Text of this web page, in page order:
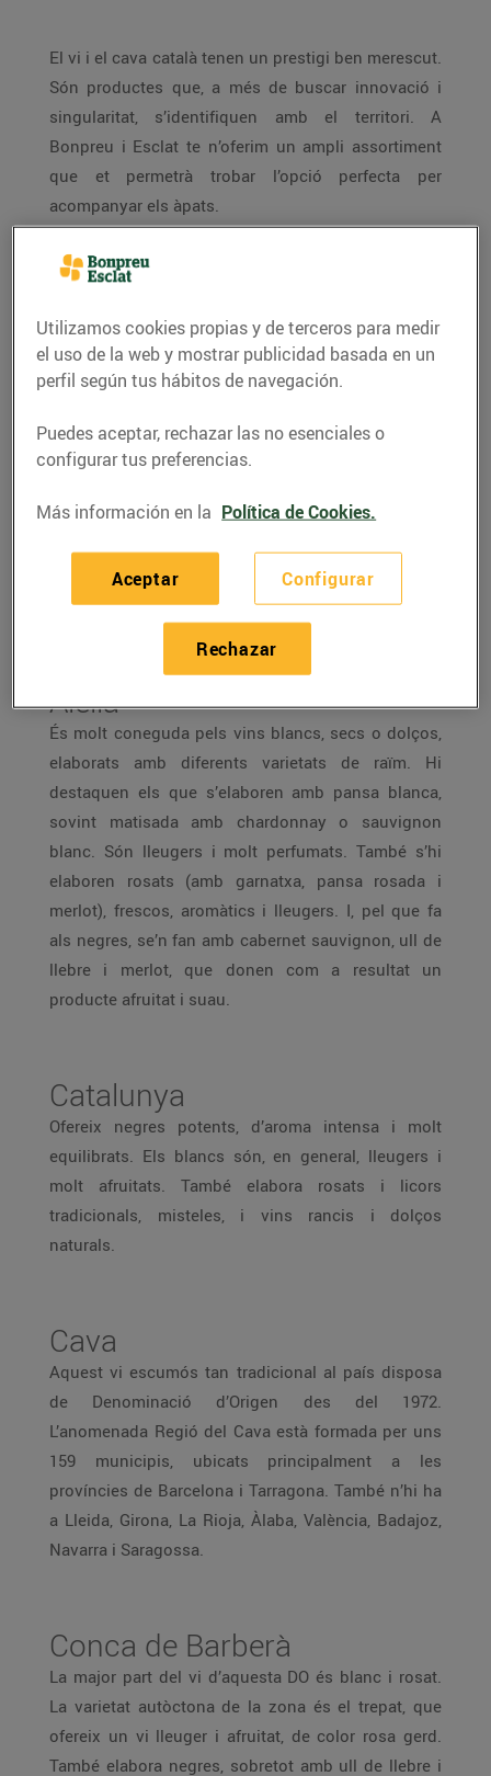
El vi i el cava català tenen un prestigi ben merescut.
Són productes que, a més de buscar innovació i
singularitat, s’identifiquen amb el territori. A
Bonpreu i Esclat te n’oferim un ampli assortiment
que et permetrà trobar l’opció perfecta per
acompanyar els àpats.
12 denominacions d’origen
que ofereixen el millor vi
d’experimentació de tècniques, mètodes i varietats
viníferes com cap altra regió espanyola. Les
novetats sorgeixen en qualsevol de les 12
denominacions d’origen (DO). Veiem quines són:
Alella
És molt coneguda pels vins blancs, secs o dolços,
elaborats amb diferents varietats de raïm. Hi
destaquen els que s’elaboren amb pansa blanca,
sovint matisada amb chardonnay o sauvignon
blanc. Són lleugers i molt perfumats. També s’hi
elaboren rosats (amb garnatxa, pansa rosada i
merlot), frescos, aromàtics i lleugers. I, pel que fa
als negres, se’n fan amb cabernet sauvignon, ull de
llebre i merlot, que donen com a resultat un
producte afruitat i suau.
Catalunya
Ofereix negres potents, d’aroma intensa i molt
equilibrats. Els blancs són, en general, lleugers i
molt afruitats. També elabora rosats i licors
tradicionals, misteles, i vins rancis i dolços
naturals.
Cava
Aquest vi escumós tan tradicional al país disposa
de Denominació d’Origen des del 1972.
L’anomenada Regió del Cava està formada per uns
159 municipis, ubicats principalment a les
províncies de Barcelona i Tarragona. També n’hi ha
a Lleida, Girona, La Rioja, Àlaba, València, Badajoz,
Navarra i Saragossa.
Conca de Barberà
La major part del vi d’aquesta DO és blanc i rosat.
La varietat autòctona de la zona és el trepat, que
ofereix un vi lleuger i afruitat, de color rosa gerd.
També elabora negres, sobretot amb ull de llebre i
Utilizamos cookies propias y de terceros para medir
el uso de la web y mostrar publicidad basada en un
perfil según tus hábitos de navegación.
Puedes aceptar, rechazar las no esenciales o
configurar tus preferencias.
Más información en la Política de Cookies.
Configurar
Rechazar
Aceptar